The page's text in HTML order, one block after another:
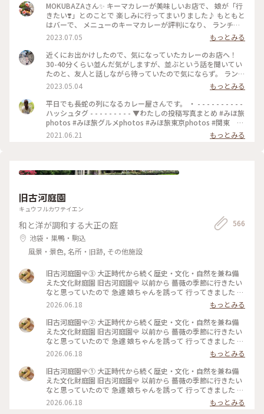
MOKUBAZAさん✨ キーマカレーが美味しいお店で、 娘が「行
きたい❣️」とのことで 楽しみに行ってまいりました♪ もともと
はバーで、 メニューのキーマカレーが評判になり、 ランチタ
イムも営業するようになったとのことです。 20時間以上かけ
て作るキーマカレーは 本当に味わい深くてスパイスたっぷり
で とても美味しいです✨ さらに、小麦粉、化学調味料、人工
添加物 なども入っていないそうで、 身体にも優しいカレーで
す(o^^o) 私たちは、チーズキーマカレーを マンゴーラッシー
と一緒にいただきました♡ モッツァレラチーズがとろ〜り✨
とても美味しかったです❣️ 他にもナッツキーマカレーや、 コリ
アンダーキーマカレー、 アボカドキーマカレーなどなど💕 次
にうかがうのが楽しみになりました•*¨*•.¸¸♡ ★山手線原宿駅
より徒歩9分 ★副都心線北参道駅より徒歩6分 ★総武線千駄ヶ
谷駅より徒歩10分 ★大江戸線国立競技場駅より徒歩10分
#MOKUBAZA #私のことりっぷ旅 #ランチ #チーズキーマカレ
2023.07.05
もっとみる
近くにお出かけしたので、気になっていたカレーのお店へ！
30-40分くらい並んだ気がしますが、並ぶという話を聞いてい
たのと、友人と話しながら待っていたので気にならず。 ランチ
は14時までらしいですが、その時間までに並んでいたら入れる
みたいです🙆🏻‍♀️ 私は、焼きエッグキーマカレー（Sサイズ
¥1,280）をいただきました🍛 熱々で、少し辛めですが、私の
好みの辛さでした（辛いのが苦手な友人は苦労してました😂）
何より、スパイスの香りが最高でした！！ これは行列ができ
るな、、という感じです。 帰宅しても、まだ香りが残っててま
た食べたくなってます😂💓 #MOKUBAZA #カレー #キーマカレ
2023.05.04
もっとみる
平日でも長蛇の列になるカレー屋さんです。 ・ - - - - - - - - - -
ハッシュタグ - - - - - - - - - ▼わたしの投稿写真まとめ #みほ旅
photos #みほ旅グルメphotos #みほ旅東京photos #関東 #
東京都 #東京 #表参道 #東京カフェ #カレー #チーズカレ
ー #モクバザ #MOKUBAZA #夏色さがし - - - - - - - - - - - - - -
2021.06.21 もっとみる
旧古河庭園
キュウフルカワテイエン
和と洋が調和する大正の庭
池袋・巣鴨・駒込
風景・景色, 名所・旧跡, その他施設
566
旧古河庭園🌹③ 大正時代から続く歴史・文化・自然を兼ね備
えた文化財庭園⁡ 旧古河庭園🌹 以前から 薔薇の季節に行きたい
なと思っていたので 急遽 娘ちゃんを誘って 行ってきました 先
日の花ファンタジアで また出遅れてしまい まだ薔薇に未練が
あったので🥹 ⁡ やはり見頃は過ぎてしまっていましたが この広
さで 本当にたくさんの種類の薔薇が咲いていて 素敵な庭園で
した✨️ ⁡ 次に行く時は 今回 時間がなくて寄れなかった 洋館の喫
茶室で ゆっくりお茶をしたいです☕️🫖 ⁡ 2026.5.25 📸 ⁡ #旧古河
2026.06.18
もっとみる
旧古河庭園🌹② 大正時代から続く歴史・文化・自然を兼ね備
えた文化財庭園⁡ 旧古河庭園🌹 以前から 薔薇の季節に行きたい
なと思っていたので 急遽 娘ちゃんを誘って 行ってきました 先
日の花ファンタジアで また出遅れてしまい まだ薔薇に未練が
あったので🥹 ⁡ やはり見頃は過ぎてしまっていましたが この広
さで 本当にたくさんの種類の薔薇が咲いていて 素敵な庭園で
した✨️ ⁡ 次に行く時は 今回 時間がなくて寄れなかった 洋館の喫
茶室で ゆっくりお茶をしたいです☕️🫖 ⁡ 2026.5.25 📸 ⁡ #旧古河
2026.06.18
もっとみる
旧古河庭園🌹① 大正時代から続く歴史・文化・自然を兼ね備
えた文化財庭園⁡ 旧古河庭園🌹 以前から 薔薇の季節に行きたい
なと思っていたので 急遽 娘ちゃんを誘って 行ってきました 先
日の花ファンタジアで また出遅れてしまい まだ薔薇に未練が
あったので🥹 ⁡ やはり見頃は過ぎてしまっていましたが この広
2026.06.18 もっとみる